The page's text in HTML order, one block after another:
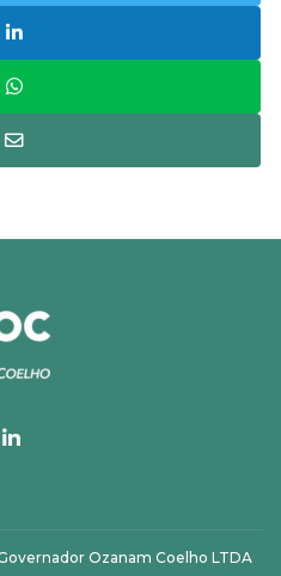
Ozanam Coelho LTDA